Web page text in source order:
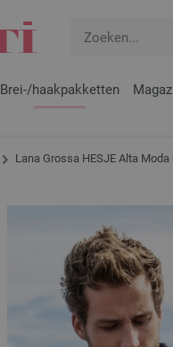
Brei-/haakpakketten
Lana Grossa HESJE Alta Moda